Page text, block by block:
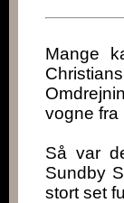
Mange
vogne fra
Så var
Sundby
stort set